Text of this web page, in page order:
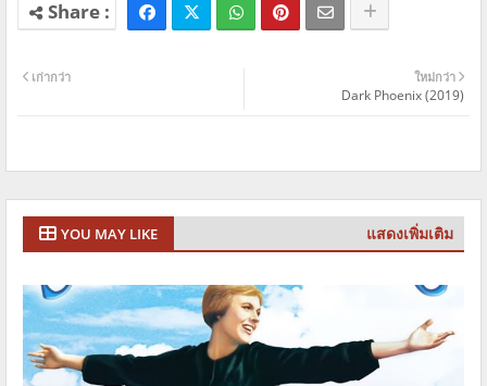
ใหม่กว่า
Dark Phoenix (2019)
เก่ากว่า
YOU MAY LIKE แสดงเพิ่มเติม